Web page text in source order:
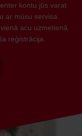
kontu jūs varat
ar mūsu servisa
acu uzmetienā.
reģistrācija.